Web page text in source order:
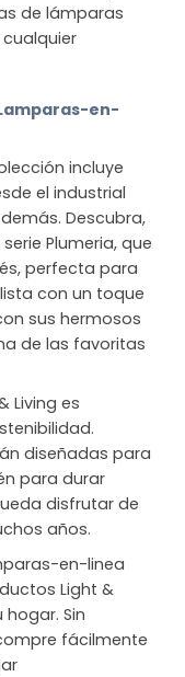
de lámparas
en-
incluye
el industrial
Descubra,
Plumeria, que
perfecta para
con un toque
sus hermosos
de las favoritas
Living es
diseñadas para
para durar
disfrutar de
años.
en-linea
Light &
Sin
fácilmente